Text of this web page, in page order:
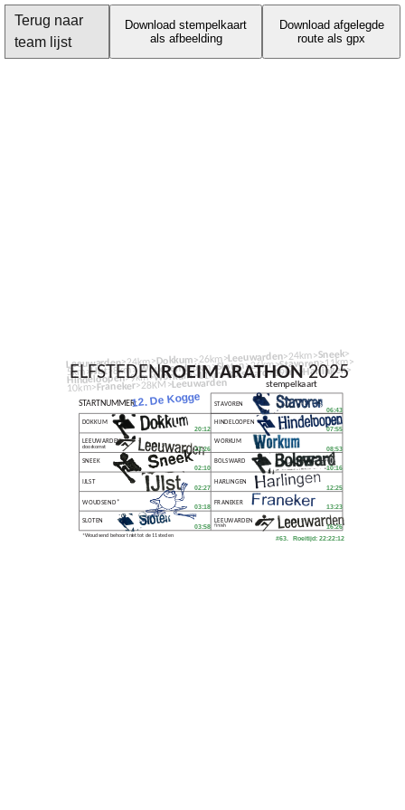
Terug naar
team lijst
Download stempelkaart
als afbeelding
Download afgelegde
route als gpx